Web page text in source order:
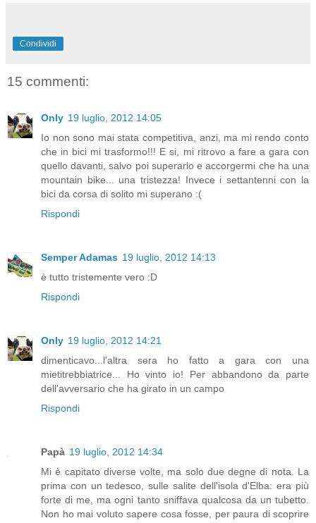
Condividi
15 commenti:
Only 19 luglio, 2012 14:05
Io non sono mai stata competitiva, anzi, ma mi rendo conto
che in bici mi trasformo!!! E si, mi ritrovo a fare a gara con
quello davanti, salvo poi superarlo e accorgermi che ha una
mountain bike... una tristezza! Invece i settantenni con la
bici da corsa di solito mi superano :(
Rispondi
Semper Adamas 19 luglio, 2012 14:13
è tutto tristemente vero :D
Rispondi
Only 19 luglio, 2012 14:21
dimenticavo...l'altra sera ho fatto a gara con una
mietitrebbiatrice... Ho vinto io! Per abbandono da parte
dell'avversario che ha girato in un campo
Rispondi
Papà 19 luglio, 2012 14:34
Mi è capitato diverse volte, ma solo due degne di nota. La
prima con un tedesco, sulle salite dell'isola d'Elba: era più
forte di me, ma ogni tanto sniffava qualcosa da un tubetto.
Non ho mai voluto sapere cosa fosse, per paura di scoprire